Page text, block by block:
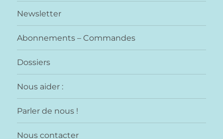
Newsletter
Abonnements – Commandes
Dossiers
Nous aider :
Parler de nous !
Nous contacter